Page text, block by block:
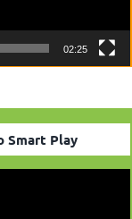
02:25
Smart Play